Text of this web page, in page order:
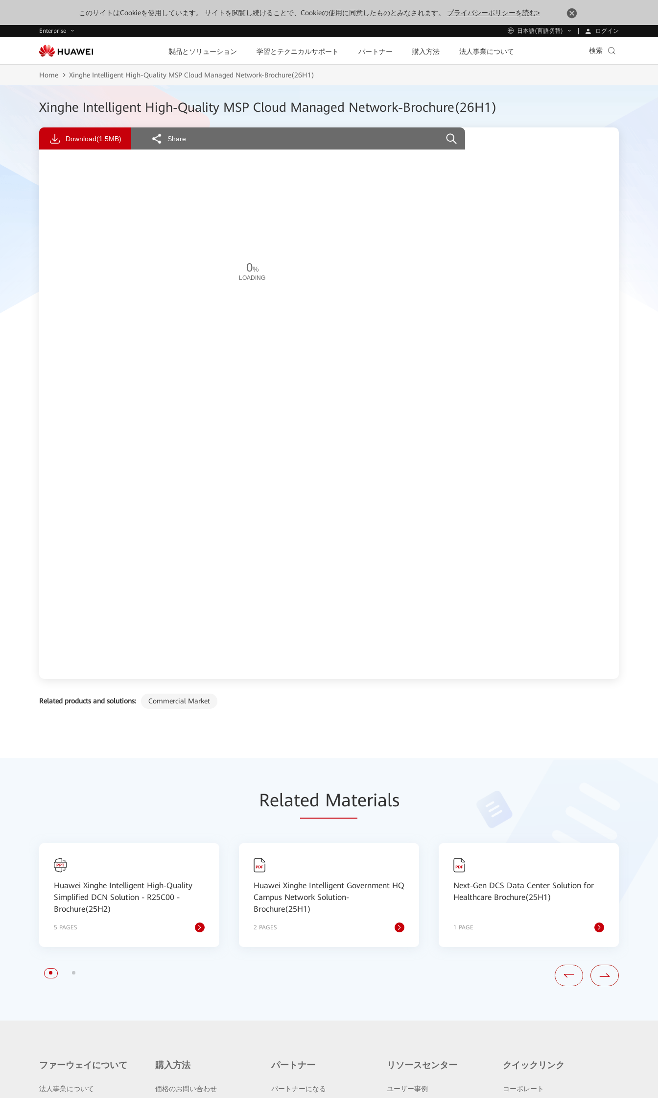
このサイトはCookieを使用しています。 サイトを閲覧し続けることで、Cookieの使用に同意したものとみなされます。 プライバシーポリシーを読む>
Enterprise 日本語(言語切替) ログイン
製品とソリューション 学習とテクニカルサポート パートナー 購入方法 法人事業について 検索
Home Xinghe Intelligent High-Quality MSP Cloud Managed Network-Brochure(26H1)
Xinghe Intelligent High-Quality MSP Cloud Managed Network-Brochure(26H1)
Related products and solutions: Commercial Market
Download(1.5MB) Share
0%
LOADING
Related Materials
Huawei Xinghe Intelligent High-Quality
Simplified DCN Solution - R25C00 -
Brochure(25H2)
5 PAGES
Huawei Xinghe Intelligent Government HQ
Campus Network Solution-
Brochure(25H1)
2 PAGES
Next-Gen DCS Data Center Solution for
Healthcare Brochure(25H1)
1 PAGE
ファーウェイについて
法人事業について
購入方法
価格のお問い合わせ
パートナー
パートナーになる
リソースセンター
ユーザー事例
クイックリンク
コーポレート